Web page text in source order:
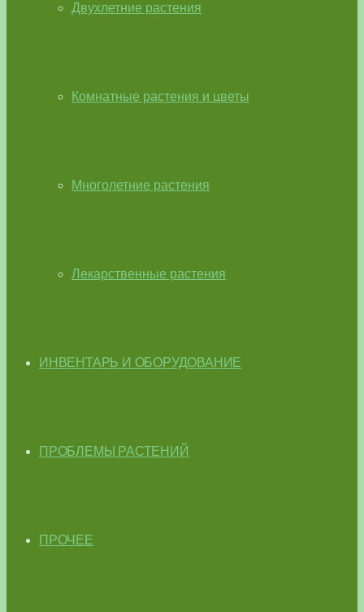
Двухлетние растения
Комнатные растения и цветы
Многолетние растения
Лекарственные растения
ИНВЕНТАРЬ И ОБОРУДОВАНИЕ
ПРОБЛЕМЫ РАСТЕНИЙ
ПРОЧЕЕ